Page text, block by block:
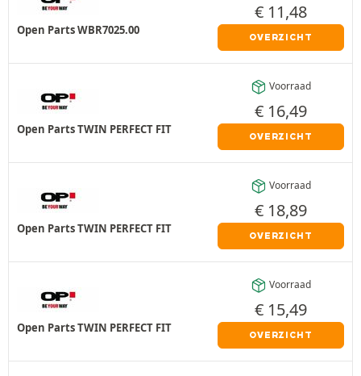
Open Parts WBR7025.00
€ 11,48
OVERZICHT
Open Parts TWIN PERFECT FIT
Voorraad
€ 16,49
OVERZICHT
Open Parts TWIN PERFECT FIT
Voorraad
€ 18,89
OVERZICHT
Open Parts TWIN PERFECT FIT
Voorraad
€ 15,49
OVERZICHT